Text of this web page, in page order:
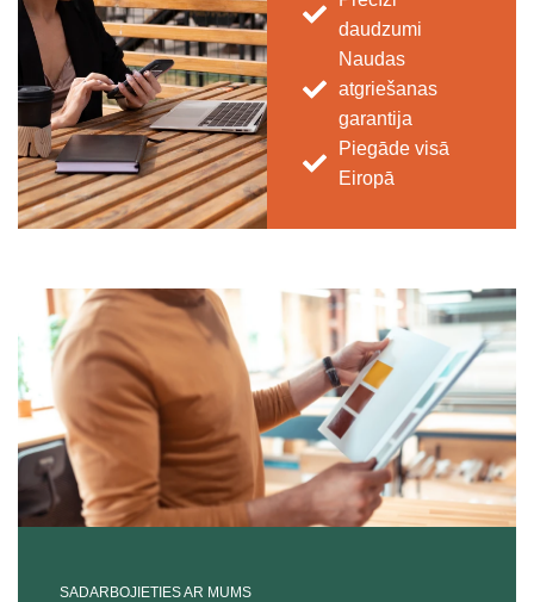
daudzumi
Naudas
atgriešanas
garantija
Piegāde visā
Eiropā
SADARBOJIETIES AR MUMS